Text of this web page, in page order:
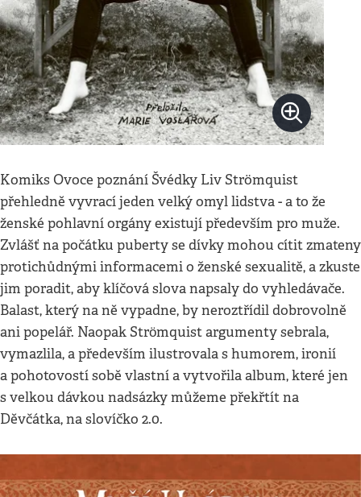
Komiks Ovoce poznání Švédky Liv Strömquist
přehledně vyvrací jeden velký omyl lidstva - a to že
ženské pohlavní orgány existují především pro muže.
Zvlášť na počátku puberty se dívky mohou cítit zmateny
protichůdnými informacemi o ženské sexualitě, a zkuste
jim poradit, aby klíčová slova napsaly do vyhledávače.
Balast, který na ně vypadne, by neroztřídil dobrovolně
ani popelář. Naopak Strӧmquist argumenty sebrala,
vymazlila, a především ilustrovala s humorem, ironií
a pohotovostí sobě vlastní a vytvořila album, které jen
s velkou dávkou nadsázky můžeme překřtít na
Děvčátka, na slovíčko 2.0.